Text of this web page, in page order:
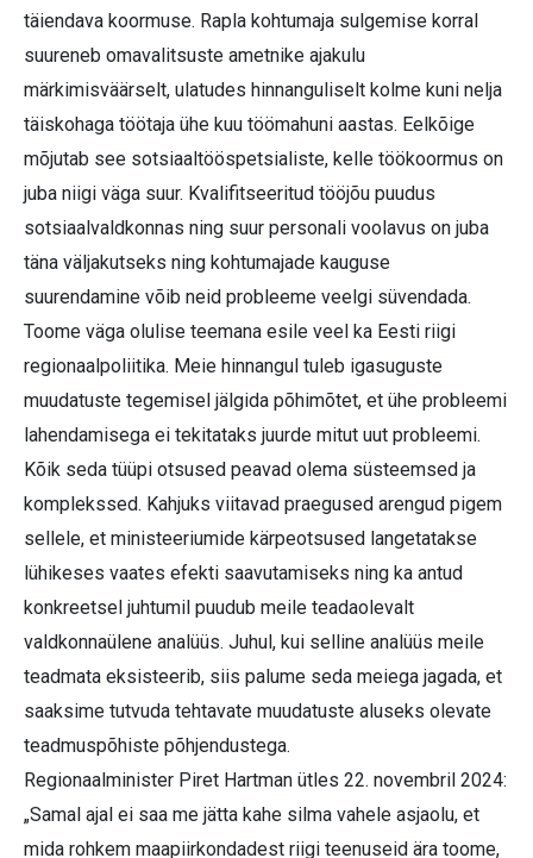
täiendava koormuse. Rapla kohtumaja sulgemise korral
suureneb omavalitsuste ametnike ajakulu
märkimisväärselt, ulatudes hinnanguliselt kolme kuni nelja
täiskohaga töötaja ühe kuu töömahuni aastas. Eelkõige
mõjutab see sotsiaaltööspetsialiste, kelle töökoormus on
juba niigi väga suur. Kvalifitseeritud tööjõu puudus
sotsiaalvaldkonnas ning suur personali voolavus on juba
täna väljakutseks ning kohtumajade kauguse
suurendamine võib neid probleeme veelgi süvendada.
Toome väga olulise teemana esile veel ka Eesti riigi
regionaalpoliitika. Meie hinnangul tuleb igasuguste
muudatuste tegemisel jälgida põhimõtet, et ühe probleemi
lahendamisega ei tekitataks juurde mitut uut probleemi.
Kõik seda tüüpi otsused peavad olema süsteemsed ja
komplekssed. Kahjuks viitavad praegused arengud pigem
sellele, et ministeeriumide kärpeotsused langetatakse
lühikeses vaates efekti saavutamiseks ning ka antud
konkreetsel juhtumil puudub meile teadaolevalt
valdkonnaülene analüüs. Juhul, kui selline analüüs meile
teadmata eksisteerib, siis palume seda meiega jagada, et
saaksime tutvuda tehtavate muudatuste aluseks olevate
teadmuspõhiste põhjendustega.
Regionaalminister Piret Hartman ütles 22. novembril 2024:
„Samal ajal ei saa me jätta kahe silma vahele asjaolu, et
mida rohkem maapiirkondadest riigi teenuseid ära toome,